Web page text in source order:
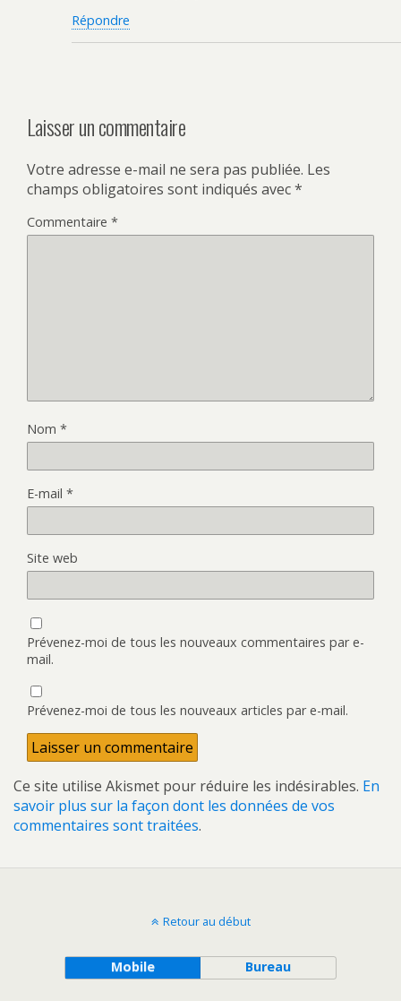
Répondre
Laisser un commentaire
Votre adresse e-mail ne sera pas publiée. Les
champs obligatoires sont indiqués avec*
Commentaire *
Nom *
E-mail *
Site web
Prévenez-moi de tous les nouveaux commentaires par e-
mail.
Prévenez-moi de tous les nouveaux articles par e-mail.
Ce site utilise Akismet pour réduire les indésirables. En
savoir plus sur la façon dont les données de vos
commentaires sont traitées.
Retour au début
Mobile Bureau